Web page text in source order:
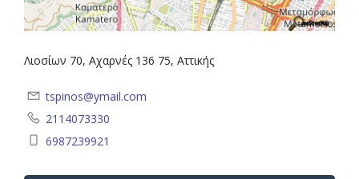
Λιοσίων 70, Αχαρνές 136 75, Αττικής
tspinos@ymail.com
2114073330
6987239921